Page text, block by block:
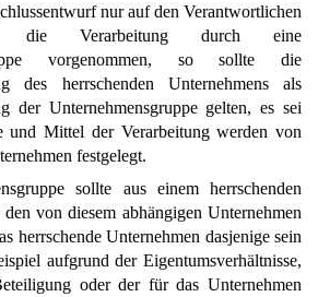
nur auf den Verantwortlichen
die Verarbeitung durch eine
vorgenommen, so sollte die
des herrschenden Unternehmens als
der Unternehmensgruppe gelten, es sei
und Mittel der Verarbeitung werden von
festgelegt.
sollte aus einem herrschenden
von diesem abhängigen Unternehmen
herrschende Unternehmen dasjenige sein
aufgrund der Eigentumsverhältnisse,
oder der für das Unternehmen